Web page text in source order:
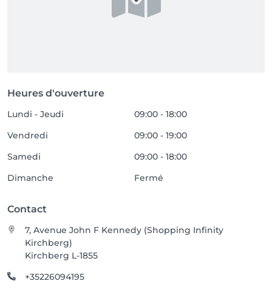
Heures d'ouverture
Lundi - Jeudi
09:00 - 18:00
Vendredi
09:00 - 19:00
Samedi
09:00 - 18:00
Dimanche
Fermé
Contact
7, Avenue John F Kennedy (Shopping Infinity
Kirchberg)
Kirchberg L-1855
+35226094195